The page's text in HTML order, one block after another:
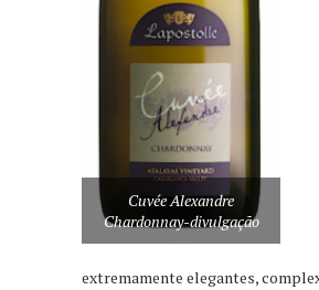
Cuvée Alexandre
Chardonnay-divulgação
extremamente elegantes,